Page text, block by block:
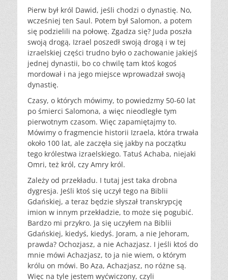
Pierw był król Dawid, jeśli chodzi o dynastię. No,
wcześniej ten Saul. Potem był Salomon, a potem
się podzielili na połowę. Zgadza się? Juda poszła
swoją drogą, Izrael poszedł swoją drogą i w tej
izraelskiej części trudno było o zachowanie jakiejś
jednej dynastii, bo co chwilę tam ktoś kogoś
mordował i na jego miejsce wprowadzał swoją
dynastię.
Czasy, o których mówimy, to powiedzmy 50-60 lat
po śmierci Salomona, a więc nieodległe tym
pierwotnym czasom. Więc zapamiętajmy to.
Mówimy o fragmencie historii Izraela, która trwała
około 100 lat, ale zaczęła się jakby na początku
tego królestwa izraelskiego. Tatuś Achaba, niejaki
Omri, też król, czy Amry król.
Zależy od przekładu. I tutaj jest taka drobna
dygresja. Jeśli ktoś się uczył tego na Biblii
Gdańskiej, a teraz będzie słyszał transkrypcję
imion w innym przekładzie, to może się pogubić.
Bardzo mi przykro. Ja się uczyłem na Biblii
Gdańskiej, kiedyś, kiedyś. Joram, a nie Jehoram,
prawda? Ochozjasz, a nie Achazjasz. I jeśli ktoś do
mnie mówi Achazjasz, to ja nie wiem, o którym
królu on mówi. Bo Aza, Achazjasz, no różne są.
Więc na tyle jestem wyćwiczony, czyli